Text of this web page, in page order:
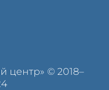
центр» © 2018–